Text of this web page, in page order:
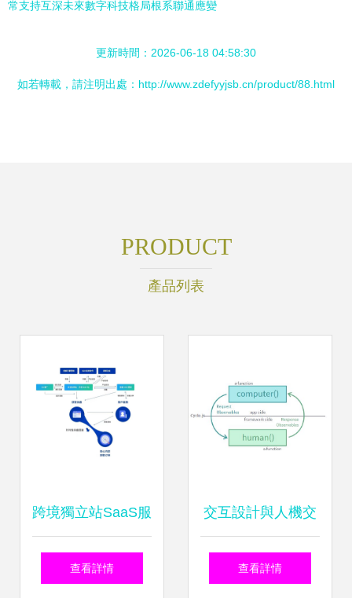
常支持互深未來數字科技格局根系聯通應變
更新時間：2026-06-18 04:58:30
如若轉載，請注明出處：http://www.zdefyyjsb.cn/product/88.html
PRODUCT
產品列表
跨境獨立站SaaS服
務商“思億歐”擬赴
查看詳情
交互設計與人機交
互 網絡技術軟件研
查看詳情